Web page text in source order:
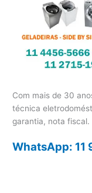
Com mais de 30
técnica
garantia, nota fiscal.
WhatsApp: 11